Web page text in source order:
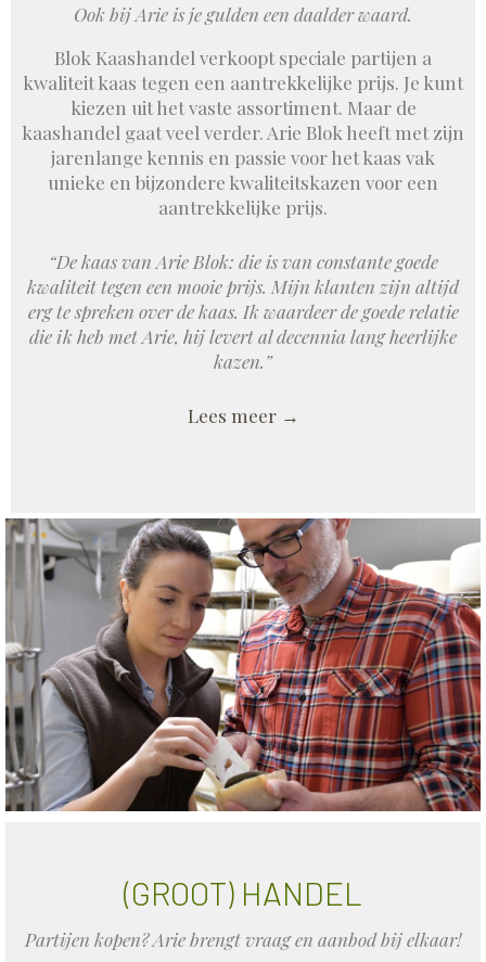
Ook bij Arie is je gulden een daalder waard.
Blok Kaashandel verkoopt speciale partijen a
kwaliteit kaas tegen een aantrekkelijke prijs. Je kunt
kiezen uit het vaste assortiment. Maar de
kaashandel gaat veel verder. Arie Blok heeft met zijn
jarenlange kennis en passie voor het kaas vak
unieke en bijzondere kwaliteitskazen voor een
aantrekkelijke prijs.
“De kaas van Arie Blok: die is van constante goede
kwaliteit tegen een mooie prijs. Mijn klanten zijn altijd
erg te spreken over de kaas. Ik waardeer de goede relatie
die ik heb met Arie, hij levert al decennia lang heerlijke
kazen.”
Lees meer →
(GROOT) HANDEL
Partijen kopen? Arie brengt vraag en aanbod bij elkaar!